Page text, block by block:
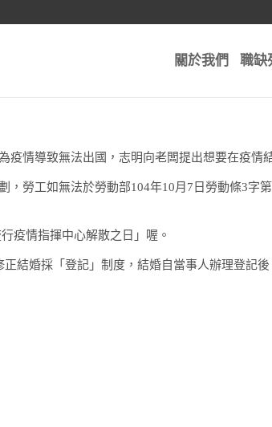
關於我們 職缺
疫情導致無法出國，志明向老闆提出想要在疫情
勞工如無法於勞動部104年10月7日勞動條3字
疫情指揮中心解散之日」喔。
結婚採「登記」制度，結婚自當事人辦理登記